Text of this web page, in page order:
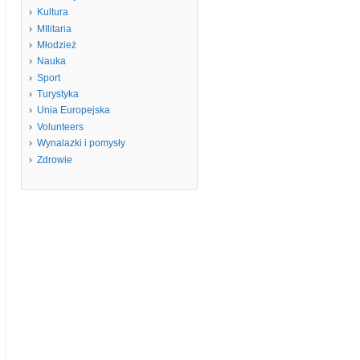
Kultura
MIlitaria
Młodzież
Nauka
Sport
Turystyka
Unia Europejska
Volunteers
Wynalazki i pomysły
Zdrowie